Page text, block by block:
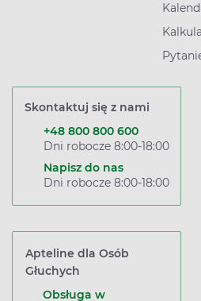
Skontaktuj się z nami
+48 800 800 600
Dni robocze 8:00-18:00
Napisz do nas
Dni robocze 8:00-18:00
Apteline dla Osób
Głuchych
Obsługa w